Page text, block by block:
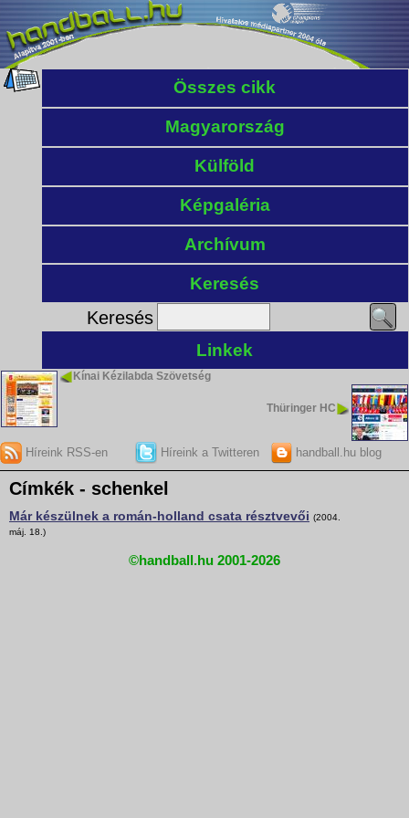
Összes cikk
Magyarország
Külföld
Képgaléria
Archívum
Keresés
Keresés
Linkek
Kínai Kézilabda Szövetség
Thüringer HC
Híreink RSS-en Híreink a Twitteren handball.hu blog
Címkék - schenkel
Már készülnek a román-holland csata résztvevői (2004.
máj. 18.)
©handball.hu 2001-2026